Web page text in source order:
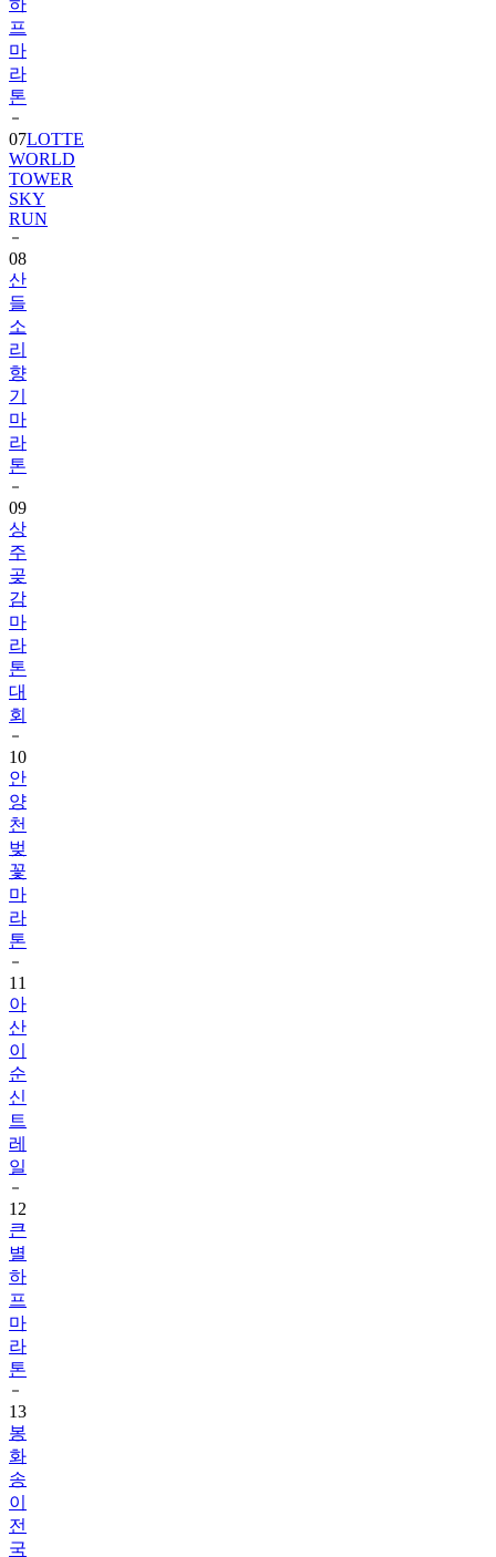
하
프
마
라
톤
07LOTTE
WORLD
TOWER
SKY
RUN
08
산
들
소
리
향
기
마
라
톤
09
상
주
곶
감
마
라
톤
대
회
10
안
양
천
벚
꽃
마
라
톤
11
아
산
이
순
신
트
레
일
12
큰
별
하
프
마
라
톤
13
봉
화
송
이
전
국